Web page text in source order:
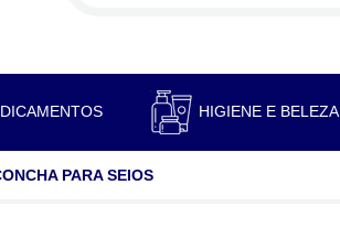
HIGIENE E BELEZA
PARA SEIOS